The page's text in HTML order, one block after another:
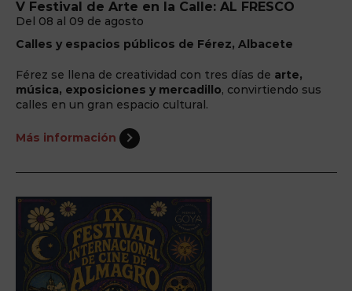
V Festival de Arte en la Calle: AL FRESCO
Del 08 al 09 de agosto
Calles y espacios públicos de Férez, Albacete
Férez se llena de creatividad con tres días de arte,
música, exposiciones y mercadillo, convirtiendo sus
calles en un gran espacio cultural.
Más información